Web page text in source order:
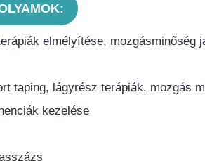
elmélyítése, mozgásminőség
taping, lágyrész terápiák, mozgás
kezelése